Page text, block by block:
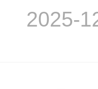
2025-